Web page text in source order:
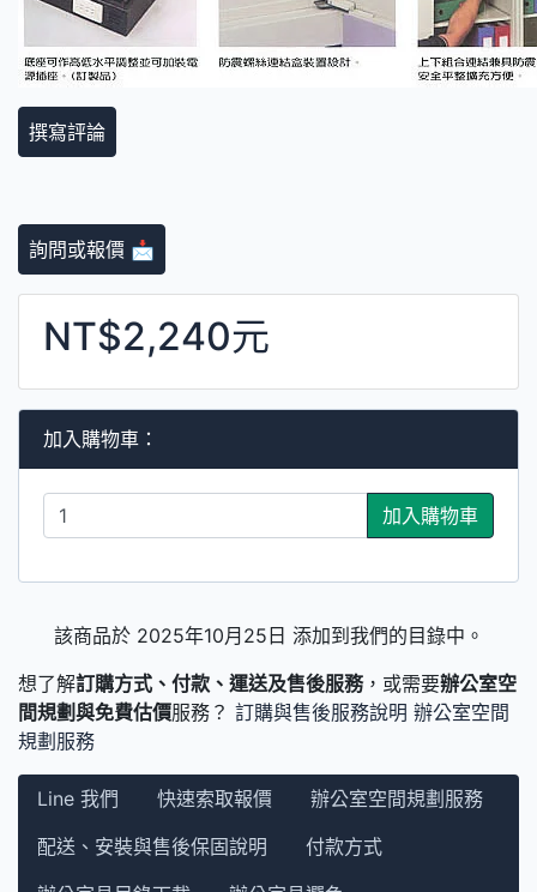
撰寫評論
詢問或報價 📩
NT$2,240元
加入購物車：
加入購物車
該商品於 2025年10月25日 添加到我們的目錄中。
想了解訂購方式、付款、運送及售後服務，或需要辦公室空
間規劃與免費估價服務？ 訂購與售後服務說明 辦公室空間
規劃服務
Line 我們 快速索取報價
辦公室空間規劃服務
配送、安裝與售後保固說明
付款方式